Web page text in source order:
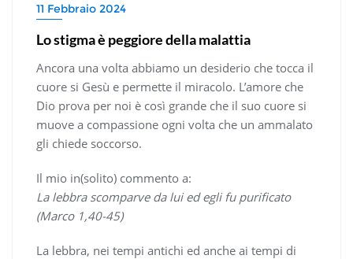
11 Febbraio 2024
Lo stigma è peggiore della malattia
Ancora una volta abbiamo un desiderio che tocca il
cuore si Gesù e permette il miracolo. L’amore che
Dio prova per noi è così grande che il suo cuore si
muove a compassione ogni volta che un ammalato
gli chiede soccorso.
Il mio in(solito) commento a:
La lebbra scomparve da lui ed egli fu purificato
(Marco 1,40-45)
La lebbra, nei tempi antichi ed anche ai tempi di